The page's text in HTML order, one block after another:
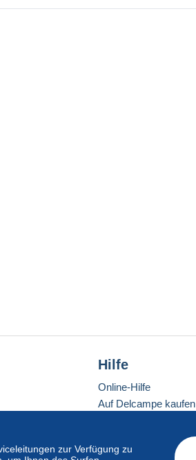
zur Verfügung zu
Hilfe
Online-Hilfe
Auf Delcampe kaufen
Eine sichere Website